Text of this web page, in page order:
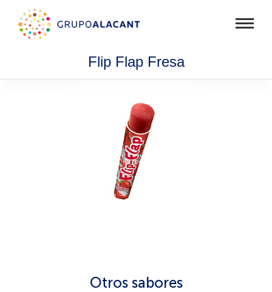
Flip Flap Fresa
Otros sabores